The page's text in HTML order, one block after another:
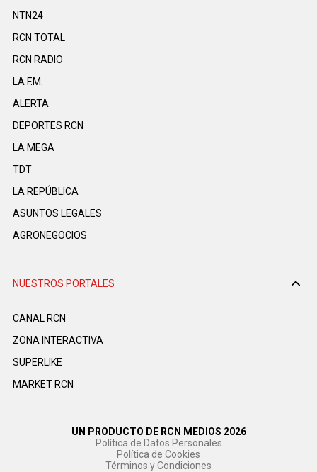
NTN24
RCN TOTAL
RCN RADIO
LA F.M.
ALERTA
DEPORTES RCN
LA MEGA
TDT
LA REPÚBLICA
ASUNTOS LEGALES
AGRONEGOCIOS
NUESTROS PORTALES
CANAL RCN
ZONA INTERACTIVA
SUPERLIKE
MARKET RCN
UN PRODUCTO DE RCN MEDIOS 2026
Política de Datos Personales
Política de Cookies
Términos y Condiciones